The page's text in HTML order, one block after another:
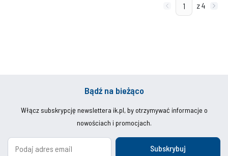
z 4
Bądź na bieżąco
Włącz subskrypcję newslettera ik.pl, by otrzymywać informacje o
nowościach i promocjach.
Subskrybuj